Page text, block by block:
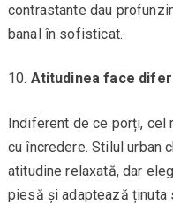
contrastante dau
banal în sofisticat.
Atitudinea face
Indiferent de ce porți, cel
cu încredere. Stilul urban
atitudine relaxată, dar
piesă și adaptează ținuta